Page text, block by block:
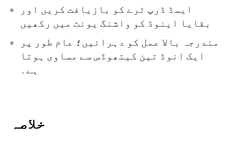
ایسڈ ڈرپ ٹرے کو بازیافت کریں اور
بقایا اینوڈ کو واشنگ یونٹ میں رکھیں
مندرجہ بالا عمل کو دہرائیں؛ عام طور پر
ایک انوڈ تین کیتھوڈس سے مساوی ہوتا
ہے۔
خلاصہ